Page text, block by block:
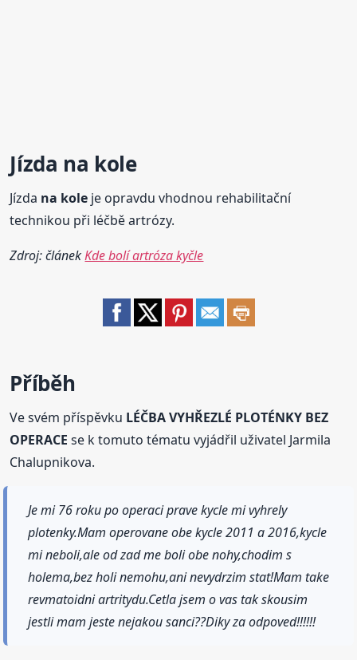
Jízda na kole
Jízda na kole je opravdu vhodnou rehabilitační
technikou při léčbě artrózy.
Zdroj: článekKde bolí artróza kyčle
Příběh
Ve svém příspěvku LÉČBA VYHŘEZLÉ PLOTÉNKY BEZ
OPERACE se k tomuto tématu vyjádřil uživatel Jarmila
Chalupnikova.
Je mi 76 roku po operaci prave kycle mi vyhrely
plotenky.Mam operovane obe kycle 2011 a 2016,kycle
mi neboli,ale od zad me boli obe nohy,chodim s
holema,bez holi nemohu,ani nevydrzim stat!Mam take
revmatoidni artritydu.Cetla jsem o vas tak skousim
jestli mam jeste nejakou sanci??Diky za odpoved!!!!!!